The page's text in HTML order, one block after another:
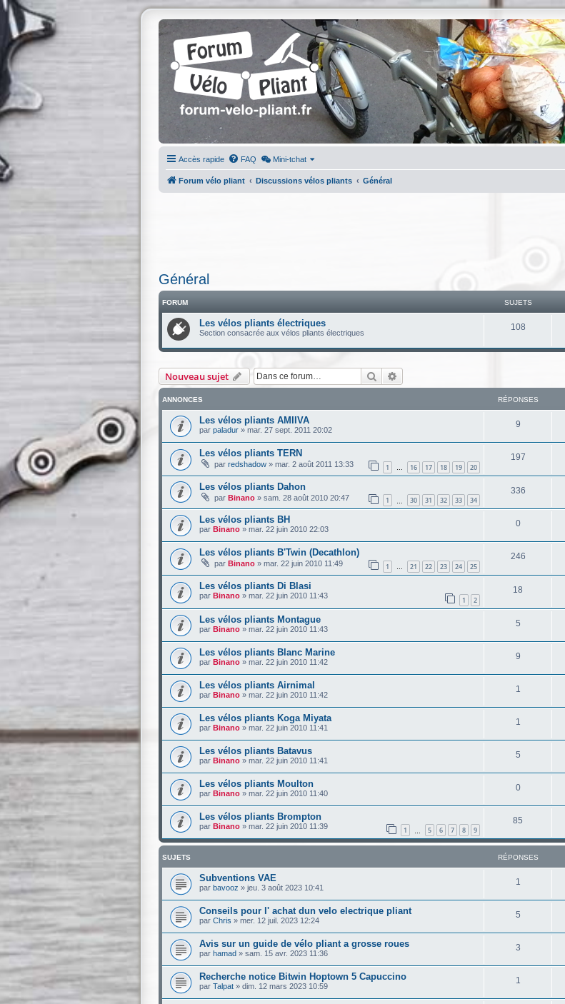
Accès rapide FAQ Mini-tchat
Forum vélo pliant Discussions vélos pliants Général
Général
FORUM SUJETS
Les vélos pliants électriques
Section consacrée aux vélos pliants électriques
108
Nouveau sujet Rechercher
ANNONCES RÉPONSES
Les vélos pliants AMIIVA
par paladur » mar. 27 sept. 2011 20:02
9
Les vélos pliants TERN
par redshadow » mar. 2 août 2011 13:33 1 … 16 17 18 19 20
197
Les vélos pliants Dahon
par Binano » sam. 28 août 2010 20:47 1 30 31 32 33 34
336
Les vélos pliants BH
par Binano » mar. 22 juin 2010 22:03
0
Les vélos pliants B'Twin (Decathlon)
par Binano » mar. 22 juin 2010 11:49 1 … 21 22 23 24 25
246
Les vélos pliants Di Blasi
par Binano » mar. 22 juin 2010 11:43 1 2
18
Les vélos pliants Montague
par Binano » mar. 22 juin 2010 11:43
5
Les vélos pliants Blanc Marine
par Binano » mar. 22 juin 2010 11:42
9
Les vélos pliants Airnimal
par Binano » mar. 22 juin 2010 11:42
1
Les vélos pliants Koga Miyata
par Binano » mar. 22 juin 2010 11:41
1
Les vélos pliants Batavus
par Binano » mar. 22 juin 2010 11:41
5
Les vélos pliants Moulton
par Binano » mar. 22 juin 2010 11:40
0
Les vélos pliants Brompton
par Binano » mar. 22 juin 2010 11:39 1 5 6 7 8 9
85
SUJETS RÉPONSES
Subventions VAE
par bavooz » jeu. 3 août 2023 10:41
1
Conseils pour l' achat dun velo electrique pliant
par Chris » mer. 12 juil. 2023 12:24
5
Avis sur un guide de vélo pliant a grosse roues
par hamad » sam. 15 avr. 2023 11:36
3
Recherche notice Bitwin Hoptown 5 Capuccino
par Talpat » dim. 12 mars 2023 10:59
1